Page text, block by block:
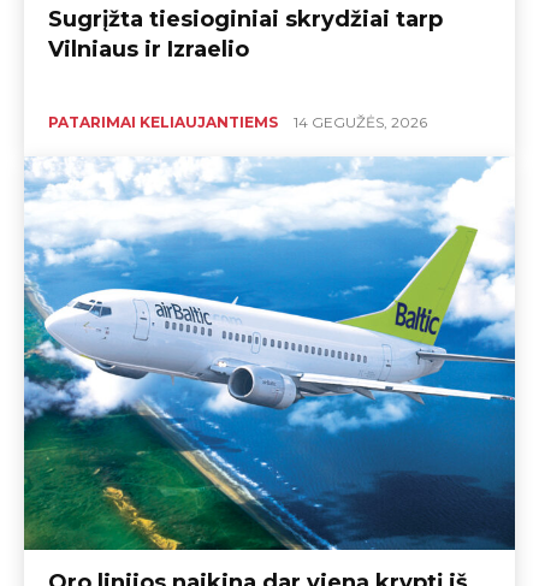
Sugrįžta tiesioginiai skrydžiai tarp
Vilniaus ir Izraelio
PATARIMAI KELIAUJANTIEMS 14 GEGUŽĖS, 2026